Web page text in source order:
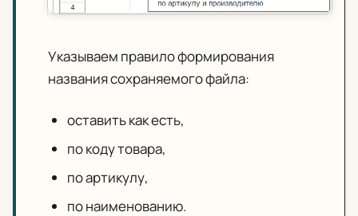
Указываем правило формирования
названия сохраняемого файла:
оставить как есть,
по коду товара,
по артикулу,
по наименованию.